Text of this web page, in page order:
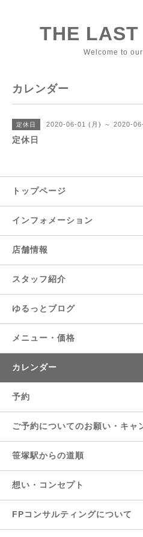
THE
Welcome to
カレンダー
定休日 2020-06-01 (月) ～ 2020-
定休日
トップページ
インフォメーション
店舗情報
スタッフ紹介
ゆるっとブログ
メニュー・価格
カレンダー
予約
ご予約についてのお願い・キャ
笹塚駅からの道順
想い・コンセプト
FPコンサルティングについて